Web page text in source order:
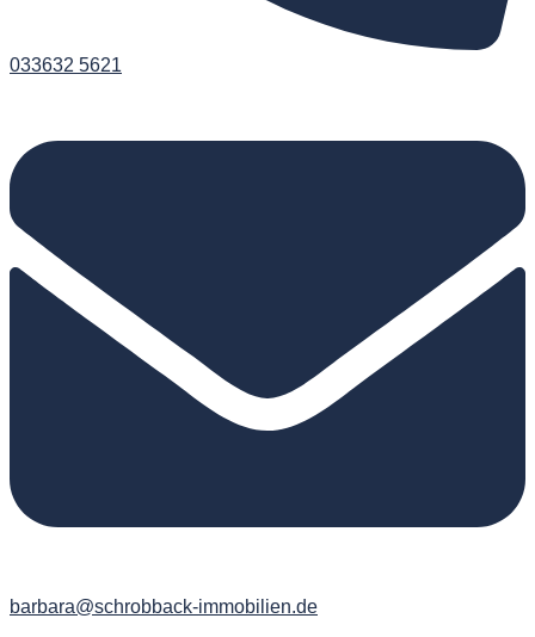
033632 5621
barbara@schrobback-immobilien.de